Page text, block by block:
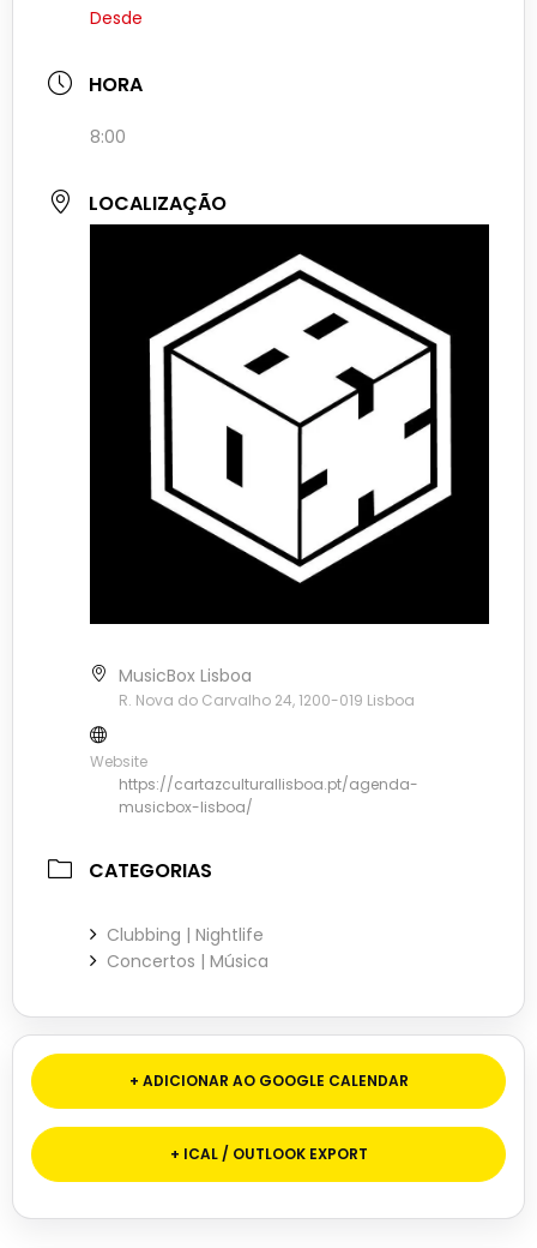
Desde
HORA
8:00
LOCALIZAÇÃO
MusicBox Lisboa
R. Nova do Carvalho 24, 1200-019 Lisboa
Website
https://cartazculturallisboa.pt/agenda-
musicbox-lisboa/
CATEGORIAS
Clubbing | Nightlife
Concertos | Música
+ ADICIONAR AO GOOGLE CALENDAR
+ ICAL / OUTLOOK EXPORT